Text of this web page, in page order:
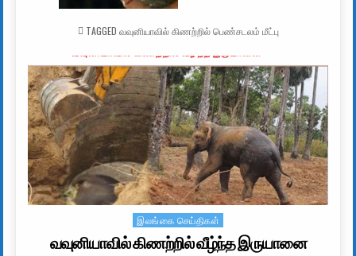
TAGGED வவுனியாவில் கிணற்றில் பெண்சடலம் மீட்பு
Posted in
இலங்கை செய்திகள்
வவுனியாவில் கிணற்றில் வீழ்ந்த இருயானை